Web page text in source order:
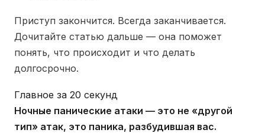
Приступ закончится. Всегда заканчивается.
Дочитайте статью дальше — она поможет
понять, что происходит и что делать
долгосрочно.
Главное за 20 секунд
Ночные панические атаки — это не «другой
тип» атак, это паника, разбудившая вас.